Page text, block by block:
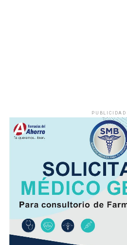
Dulce María Alducin Vallejo,
explicó que la petición fue
autoridades municipales y que,
realizadas en conjunto con
concretar la obra que hoy
suministro.
Además de incrementar la
nueva infraestructura incorpora
mayor resistencia, lo que
operación del sistema y
PUBLICIDAD